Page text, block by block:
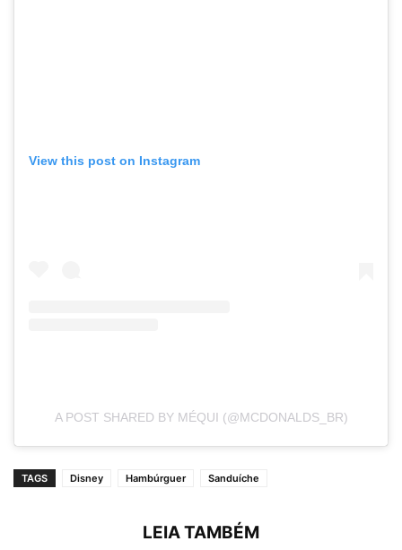
View this post on Instagram
A POST SHARED BY MÉQUI (@MCDONALDS_BR)
TAGS Disney Hambúrguer Sanduíche
LEIA TAMBÉM